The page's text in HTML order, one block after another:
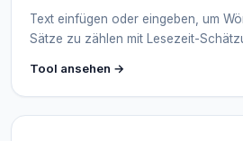
Text einfügen oder eingeben, um
Sätze zu zählen mit Lesezeit-
Tool ansehen →